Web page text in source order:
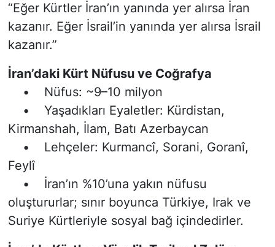
“Eğer Kürtler İran’ın yanında yer alırsa İran
kazanır. Eğer İsrail’in yanında yer alırsa İsrail
kazanır.”
İran’daki Kürt Nüfusu ve Coğrafya
• Nüfus: ~9–10 milyon
• Yaşadıkları Eyaletler: Kürdistan,
Kirmanshah, İlam, Batı Azerbaycan
• Lehçeler: Kurmancî, Sorani, Goranî,
Feylî
• İran’ın %10’una yakın nüfusu
oluştururlar; sınır boyunca Türkiye, Irak ve
Suriye Kürtleriyle sosyal bağ içindedirler.